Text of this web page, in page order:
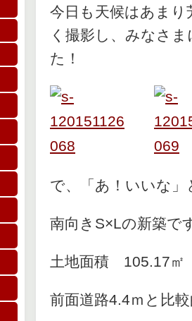
今日も天候はあま
く撮影し、みなさ
た！
で、「あ！いいな
南向きS×Lの新築で
土地面積 105.17㎡
前面道路4.4ｍと比